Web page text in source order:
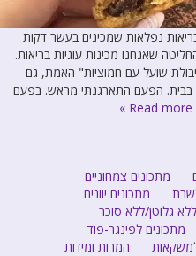
נפלאות שמכינים בעשר דקות
שאנחנו מכינות עוגיות בריאות.
שועל עם חמוציות" האמת, גם
בבית. הפעם התארגנתי מראש. בפעם
Read more »
מתכונים צמחוניים
מתכונים יוונים
גלוטן/ללא סוכר
מתכונים לפינגר-פוד
המרות ומידות